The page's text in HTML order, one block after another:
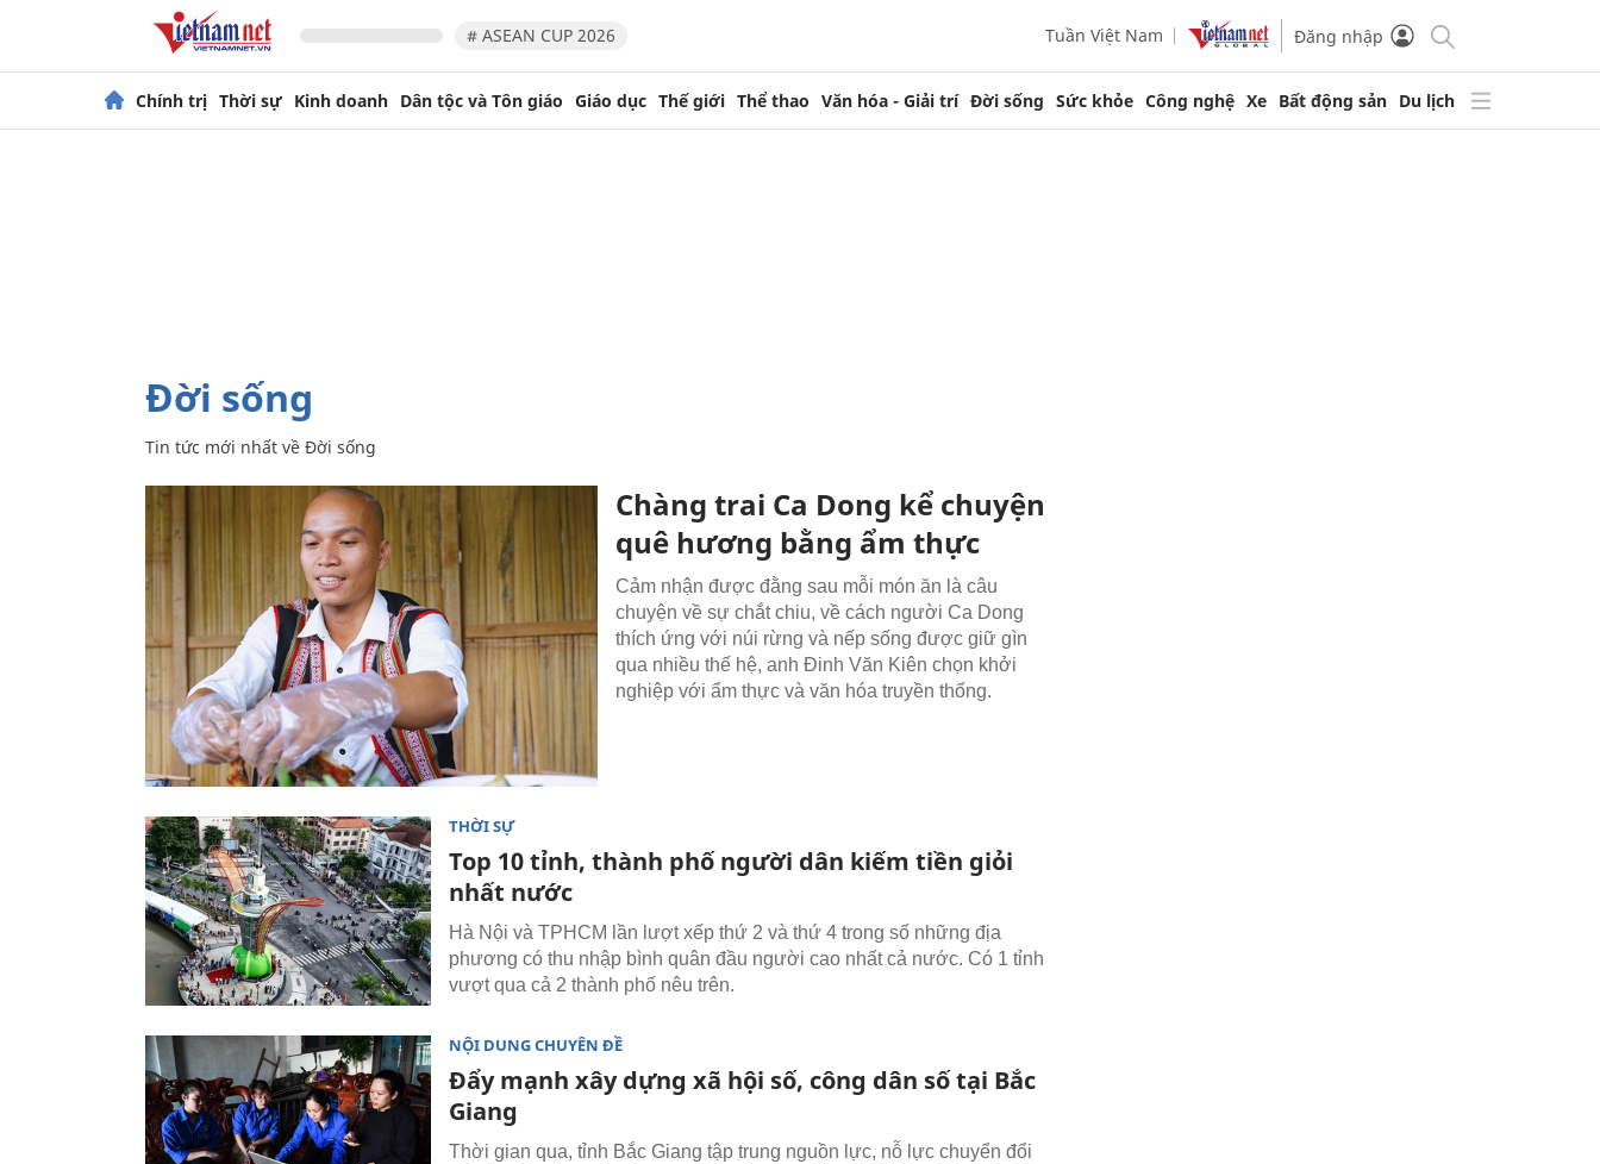
# ASEAN CUP 2026 Tuần Việt Nam Đăng nhập
Chính trị Thời sự Kinh doanh Dân tộc và Tôn giáo Giáo dục Thế giới Thể thao Văn hóa - Giải trí Đời sống Sức khỏe Công nghệ Xe Bất động sản Du lịch
Đời sống
Tin tức mới nhất về Đời sống
Chàng trai Ca Dong kể chuyện
quê hương bằng ẩm thực
Cảm nhận được đằng sau mỗi món ăn là câu
chuyện về sự chắt chiu, về cách người Ca Dong
thích ứng với núi rừng và nếp sống được giữ gìn
qua nhiều thế hệ, anh Đinh Văn Kiên chọn khởi
nghiệp với ẩm thực và văn hóa truyền thống.
THỜI SỰ
Top 10 tỉnh, thành phố người dân kiếm tiền giỏi
nhất nước
Hà Nội và TPHCM lần lượt xếp thứ 2 và thứ 4 trong số những địa
phương có thu nhập bình quân đầu người cao nhất cả nước. Có 1 tỉnh
vượt qua cả 2 thành phố nêu trên.
NỘI DUNG CHUYÊN ĐỀ
Đẩy mạnh xây dựng xã hội số, công dân số tại Bắc
Giang
Thời gian qua, tỉnh Bắc Giang tập trung nguồn lực, nỗ lực chuyển đổi